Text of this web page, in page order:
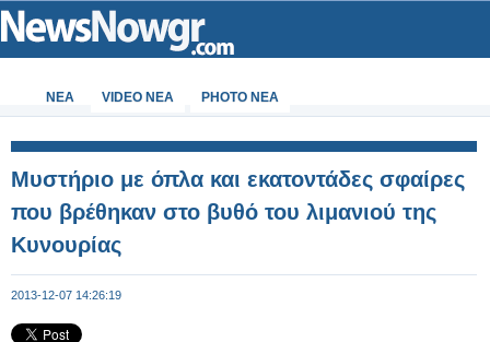
ΝΕΑ VIDEO NEA PHOTO NEA
Μυστήριο με όπλα και εκατοντάδες σφαίρες
που βρέθηκαν στο βυθό του λιμανιού της
Κυνουρίας
2013-12-07 14:26:19